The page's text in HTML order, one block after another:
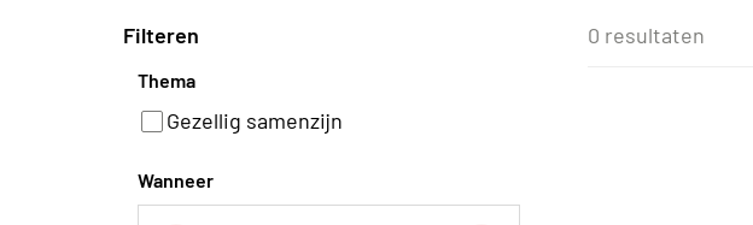
Filteren
Thema
Gezellig samenzijn
Wanneer
0 resultaten